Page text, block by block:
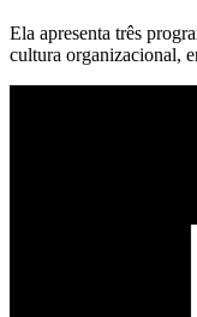
Ela apresenta três
cultura organizacional,